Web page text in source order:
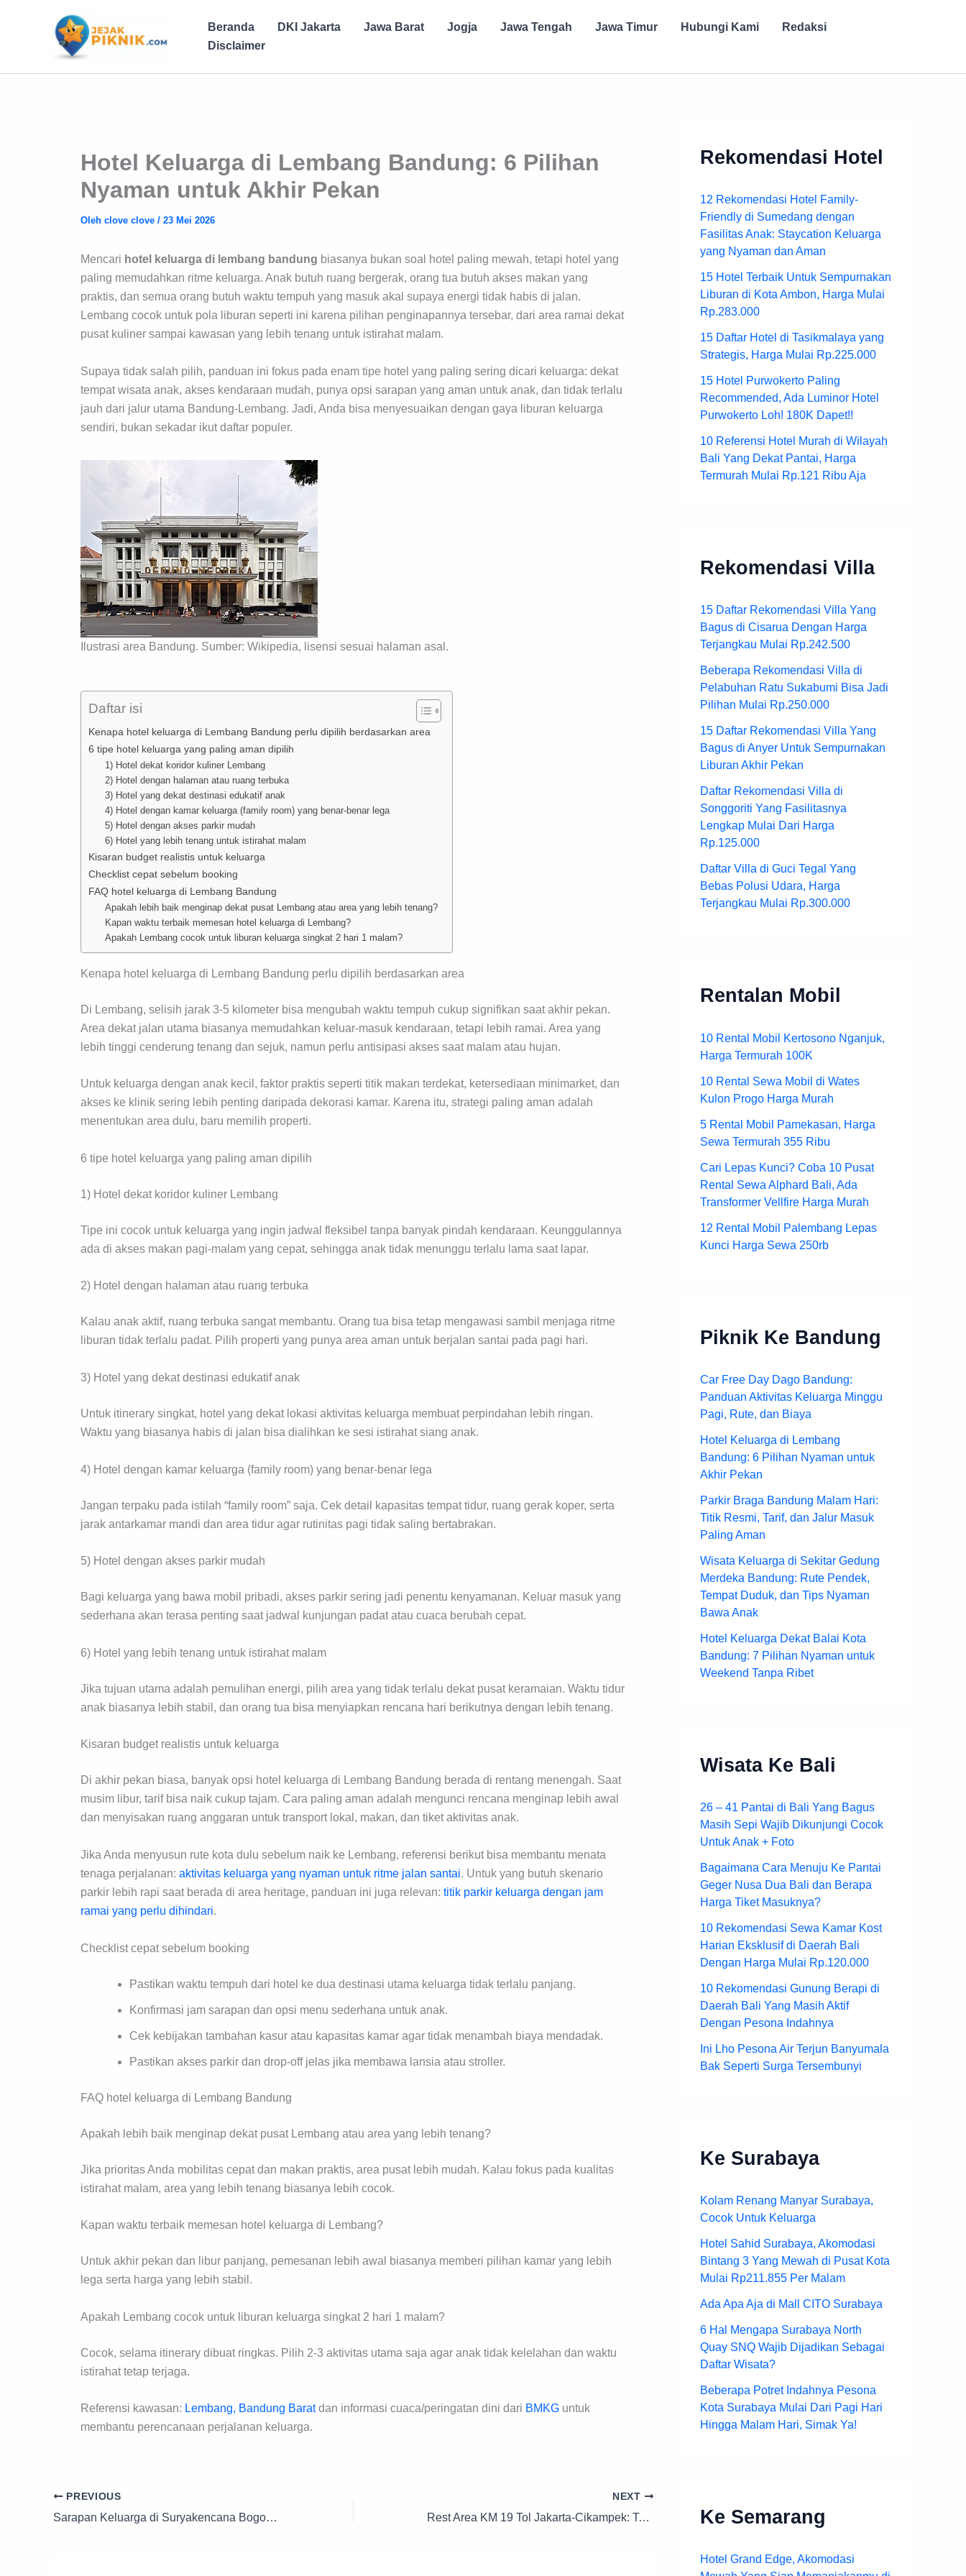
Beranda DKI Jakarta Jawa Barat Jogja Jawa Tengah Jawa Timur Hubungi Kami
Redaksi
Disclaimer
Hotel Keluarga di Lembang Bandung: 6 Pilihan
Nyaman untuk Akhir Pekan
Oleh clove clove / 23 Mei 2026
Mencari hotel keluarga di lembang bandung biasanya bukan soal hotel paling mewah, tetapi hotel yang
paling memudahkan ritme keluarga. Anak butuh ruang bergerak, orang tua butuh akses makan yang
praktis, dan semua orang butuh waktu tempuh yang masuk akal supaya energi tidak habis di jalan.
Lembang cocok untuk pola liburan seperti ini karena pilihan penginapannya tersebar, dari area ramai dekat
pusat kuliner sampai kawasan yang lebih tenang untuk istirahat malam.
Supaya tidak salah pilih, panduan ini fokus pada enam tipe hotel yang paling sering dicari keluarga: dekat
tempat wisata anak, akses kendaraan mudah, punya opsi sarapan yang aman untuk anak, dan tidak terlalu
jauh dari jalur utama Bandung-Lembang. Jadi, Anda bisa menyesuaikan dengan gaya liburan keluarga
sendiri, bukan sekadar ikut daftar populer.
Ilustrasi area Bandung. Sumber: Wikipedia, lisensi sesuai halaman asal.
Daftar isi
Kenapa hotel keluarga di Lembang Bandung perlu dipilih berdasarkan area
6 tipe hotel keluarga yang paling aman dipilih
1) Hotel dekat koridor kuliner Lembang
2) Hotel dengan halaman atau ruang terbuka
3) Hotel yang dekat destinasi edukatif anak
4) Hotel dengan kamar keluarga (family room) yang benar-benar lega
5) Hotel dengan akses parkir mudah
6) Hotel yang lebih tenang untuk istirahat malam
Kisaran budget realistis untuk keluarga
Checklist cepat sebelum booking
FAQ hotel keluarga di Lembang Bandung
Apakah lebih baik menginap dekat pusat Lembang atau area yang lebih tenang?
Kapan waktu terbaik memesan hotel keluarga di Lembang?
Apakah Lembang cocok untuk liburan keluarga singkat 2 hari 1 malam?
Kenapa hotel keluarga di Lembang Bandung perlu dipilih berdasarkan area
Di Lembang, selisih jarak 3-5 kilometer bisa mengubah waktu tempuh cukup signifikan saat akhir pekan.
Area dekat jalan utama biasanya memudahkan keluar-masuk kendaraan, tetapi lebih ramai. Area yang
lebih tinggi cenderung tenang dan sejuk, namun perlu antisipasi akses saat malam atau hujan.
Untuk keluarga dengan anak kecil, faktor praktis seperti titik makan terdekat, ketersediaan minimarket, dan
akses ke klinik sering lebih penting daripada dekorasi kamar. Karena itu, strategi paling aman adalah
menentukan area dulu, baru memilih properti.
6 tipe hotel keluarga yang paling aman dipilih
1) Hotel dekat koridor kuliner Lembang
Tipe ini cocok untuk keluarga yang ingin jadwal fleksibel tanpa banyak pindah kendaraan. Keunggulannya
ada di akses makan pagi-malam yang cepat, sehingga anak tidak menunggu terlalu lama saat lapar.
2) Hotel dengan halaman atau ruang terbuka
Kalau anak aktif, ruang terbuka sangat membantu. Orang tua bisa tetap mengawasi sambil menjaga ritme
liburan tidak terlalu padat. Pilih properti yang punya area aman untuk berjalan santai pada pagi hari.
3) Hotel yang dekat destinasi edukatif anak
Untuk itinerary singkat, hotel yang dekat lokasi aktivitas keluarga membuat perpindahan lebih ringan.
Waktu yang biasanya habis di jalan bisa dialihkan ke sesi istirahat siang anak.
4) Hotel dengan kamar keluarga (family room) yang benar-benar lega
Jangan terpaku pada istilah “family room” saja. Cek detail kapasitas tempat tidur, ruang gerak koper, serta
jarak antarkamar mandi dan area tidur agar rutinitas pagi tidak saling bertabrakan.
5) Hotel dengan akses parkir mudah
Bagi keluarga yang bawa mobil pribadi, akses parkir sering jadi penentu kenyamanan. Keluar masuk yang
sederhana akan terasa penting saat jadwal kunjungan padat atau cuaca berubah cepat.
6) Hotel yang lebih tenang untuk istirahat malam
Jika tujuan utama adalah pemulihan energi, pilih area yang tidak terlalu dekat pusat keramaian. Waktu tidur
anak biasanya lebih stabil, dan orang tua bisa menyiapkan rencana hari berikutnya dengan lebih tenang.
Kisaran budget realistis untuk keluarga
Di akhir pekan biasa, banyak opsi hotel keluarga di Lembang Bandung berada di rentang menengah. Saat
musim libur, tarif bisa naik cukup tajam. Cara paling aman adalah mengunci rencana menginap lebih awal
dan menyisakan ruang anggaran untuk transport lokal, makan, dan tiket aktivitas anak.
Jika Anda menyusun rute kota dulu sebelum naik ke Lembang, referensi berikut bisa membantu menata
tenaga perjalanan: aktivitas keluarga yang nyaman untuk ritme jalan santai. Untuk yang butuh skenario
parkir lebih rapi saat berada di area heritage, panduan ini juga relevan: titik parkir keluarga dengan jam
ramai yang perlu dihindari.
Checklist cepat sebelum booking
Pastikan waktu tempuh dari hotel ke dua destinasi utama keluarga tidak terlalu panjang.
Konfirmasi jam sarapan dan opsi menu sederhana untuk anak.
Cek kebijakan tambahan kasur atau kapasitas kamar agar tidak menambah biaya mendadak.
Pastikan akses parkir dan drop-off jelas jika membawa lansia atau stroller.
FAQ hotel keluarga di Lembang Bandung
Apakah lebih baik menginap dekat pusat Lembang atau area yang lebih tenang?
Jika prioritas Anda mobilitas cepat dan makan praktis, area pusat lebih mudah. Kalau fokus pada kualitas
istirahat malam, area yang lebih tenang biasanya lebih cocok.
Kapan waktu terbaik memesan hotel keluarga di Lembang?
Untuk akhir pekan dan libur panjang, pemesanan lebih awal biasanya memberi pilihan kamar yang lebih
lega serta harga yang lebih stabil.
Apakah Lembang cocok untuk liburan keluarga singkat 2 hari 1 malam?
Cocok, selama itinerary dibuat ringkas. Pilih 2-3 aktivitas utama saja agar anak tidak kelelahan dan waktu
istirahat tetap terjaga.
Referensi kawasan: Lembang, Bandung Baratdan informasi cuaca/peringatan dini dari BMKG untuk
membantu perencanaan perjalanan keluarga.
PREVIOUS
Sarapan Keluarga di Suryakencana Bogor: 7 Pilihan Pagi yang Aman untuk Anak dan Orang Tua
NEXT
Rest Area KM 19 Tol Jakarta-Cikampek: Tempat Istirahat Keluarga yang Praktis
Rekomendasi Hotel
12 Rekomendasi Hotel Family-
Friendly di Sumedang dengan
Fasilitas Anak: Staycation Keluarga
yang Nyaman dan Aman
15 Hotel Terbaik Untuk Sempurnakan
Liburan di Kota Ambon, Harga Mulai
Rp.283.000
15 Daftar Hotel di Tasikmalaya yang
Strategis, Harga Mulai Rp.225.000
15 Hotel Purwokerto Paling
Recommended, Ada Luminor Hotel
Purwokerto Loh! 180K Dapet!!
10 Referensi Hotel Murah di Wilayah
Bali Yang Dekat Pantai, Harga
Termurah Mulai Rp.121 Ribu Aja
Rekomendasi Villa
15 Daftar Rekomendasi Villa Yang
Bagus di Cisarua Dengan Harga
Terjangkau Mulai Rp.242.500
Beberapa Rekomendasi Villa di
Pelabuhan Ratu Sukabumi Bisa Jadi
Pilihan Mulai Rp.250.000
15 Daftar Rekomendasi Villa Yang
Bagus di Anyer Untuk Sempurnakan
Liburan Akhir Pekan
Daftar Rekomendasi Villa di
Songgoriti Yang Fasilitasnya
Lengkap Mulai Dari Harga
Rp.125.000
Daftar Villa di Guci Tegal Yang
Bebas Polusi Udara, Harga
Terjangkau Mulai Rp.300.000
Rentalan Mobil
10 Rental Mobil Kertosono Nganjuk,
Harga Termurah 100K
10 Rental Sewa Mobil di Wates
Kulon Progo Harga Murah
5 Rental Mobil Pamekasan, Harga
Sewa Termurah 355 Ribu
Cari Lepas Kunci? Coba 10 Pusat
Rental Sewa Alphard Bali, Ada
Transformer Vellfire Harga Murah
12 Rental Mobil Palembang Lepas
Kunci Harga Sewa 250rb
Piknik Ke Bandung
Car Free Day Dago Bandung:
Panduan Aktivitas Keluarga Minggu
Pagi, Rute, dan Biaya
Hotel Keluarga di Lembang
Bandung: 6 Pilihan Nyaman untuk
Akhir Pekan
Parkir Braga Bandung Malam Hari:
Titik Resmi, Tarif, dan Jalur Masuk
Paling Aman
Wisata Keluarga di Sekitar Gedung
Merdeka Bandung: Rute Pendek,
Tempat Duduk, dan Tips Nyaman
Bawa Anak
Hotel Keluarga Dekat Balai Kota
Bandung: 7 Pilihan Nyaman untuk
Weekend Tanpa Ribet
Wisata Ke Bali
26 – 41 Pantai di Bali Yang Bagus
Masih Sepi Wajib Dikunjungi Cocok
Untuk Anak + Foto
Bagaimana Cara Menuju Ke Pantai
Geger Nusa Dua Bali dan Berapa
Harga Tiket Masuknya?
10 Rekomendasi Sewa Kamar Kost
Harian Eksklusif di Daerah Bali
Dengan Harga Mulai Rp.120.000
10 Rekomendasi Gunung Berapi di
Daerah Bali Yang Masih Aktif
Dengan Pesona Indahnya
Ini Lho Pesona Air Terjun Banyumala
Bak Seperti Surga Tersembunyi
Ke Surabaya
Kolam Renang Manyar Surabaya,
Cocok Untuk Keluarga
Hotel Sahid Surabaya, Akomodasi
Bintang 3 Yang Mewah di Pusat Kota
Mulai Rp211.855 Per Malam
Ada Apa Aja di Mall CITO Surabaya
6 Hal Mengapa Surabaya North
Quay SNQ Wajib Dijadikan Sebagai
Daftar Wisata?
Beberapa Potret Indahnya Pesona
Kota Surabaya Mulai Dari Pagi Hari
Hingga Malam Hari, Simak Ya!
Ke Semarang
Hotel Grand Edge, Akomodasi